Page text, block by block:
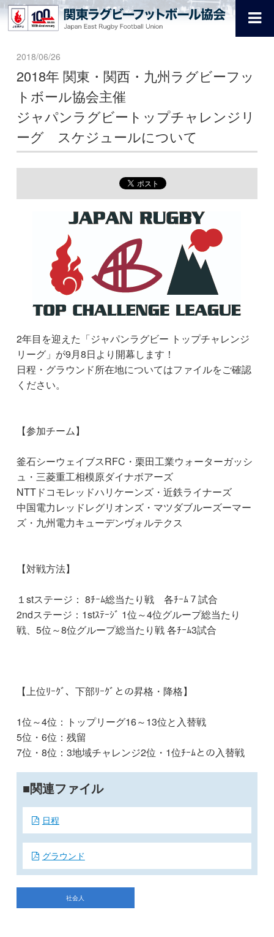
2018/06/26
2018年 関東・関西・九州ラグビーフッ
トボール協会主催
ジャパンラグビートップチャレンジリ
ーグ スケジュールについて
2年目を迎えた「ジャパンラグビー トップチャレンジ
リーグ」が9月8日より開幕します！
日程・グラウンド所在地についてはファイルをご確認
ください。
【参加チーム】
釜石シーウェイブスRFC・栗田工業ウォーターガッシ
ュ・三菱重工相模原ダイナボアーズ
NTTドコモレッドハリケーンズ・近鉄ライナーズ
中国電力レッドレグリオンズ・マツダブルーズーマー
ズ・九州電力キューデンヴォルテクス
【対戦方法】
１stステージ： 8ﾁｰﾑ総当たり戦 各ﾁｰﾑ７試合
2ndステージ：1stｽﾃｰｼﾞ 1位～4位グループ総当たり
戦、5位～8位グループ総当たり戦 各ﾁｰﾑ3試合
【上位ﾘｰｸﾞ、下部ﾘｰｸﾞとの昇格・降格】
1位～4位：トップリーグ16～13位と入替戦
5位・6位：残留
7位・8位：3地域チャレンジ2位・1位ﾁｰﾑとの入替戦
関連ファイル
日程
グラウンド
社会人